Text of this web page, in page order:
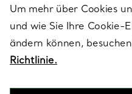
RECHTLICHE HINWEISE
FOLGEN SIE UNS
Um mehr über Cookies
und wie Sie Ihre Cookie-
ändern können,
Richtlinie.